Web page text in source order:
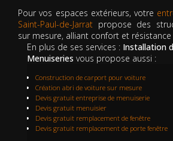
Pour vos espaces extérieurs, votre
Saint-Paul-de-Jarrat propose des
sur mesure, alliant confort et
En plus de ses services : Installation
Menuiseries vous propose aussi :
Construction de carport pour voiture
Création abri de voiture sur mesure
Devis gratuit entreprise de menuiserie
Devis gratuit menuisier
Devis gratuit remplacement de fenêtre
Devis gratuit remplacement de porte fenêtre